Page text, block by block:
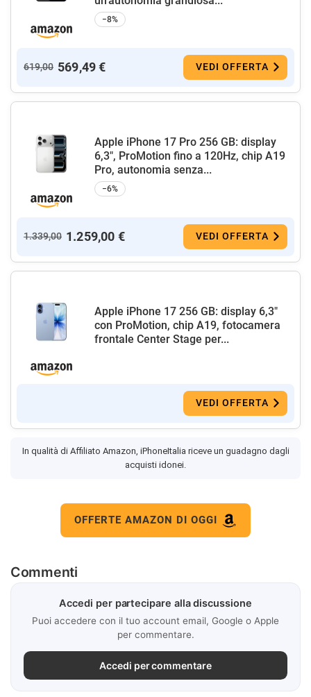
−8%
619,00 569,49 € VEDI OFFERTA
Apple iPhone 17 Pro 256 GB: display
6,3", ProMotion fino a 120Hz, chip A19
Pro, autonomia senza...
−6%
1.339,00 1.259,00 € VEDI OFFERTA
Apple iPhone 17 256 GB: display 6,3"
con ProMotion, chip A19, fotocamera
frontale Center Stage per...
VEDI OFFERTA
In qualità di Affiliato Amazon, iPhoneItalia riceve un guadagno dagli
acquisti idonei.
OFFERTE AMAZON DI OGGI
Commenti
Accedi per partecipare alla discussione
Puoi accedere con il tuo account email, Google o Apple
per commentare.
Accedi per commentare